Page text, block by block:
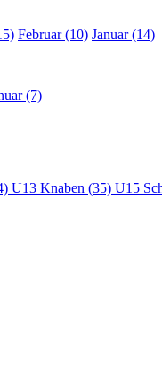
Februar (10) Januar (14)
(7)
U13 Knaben (35) U15